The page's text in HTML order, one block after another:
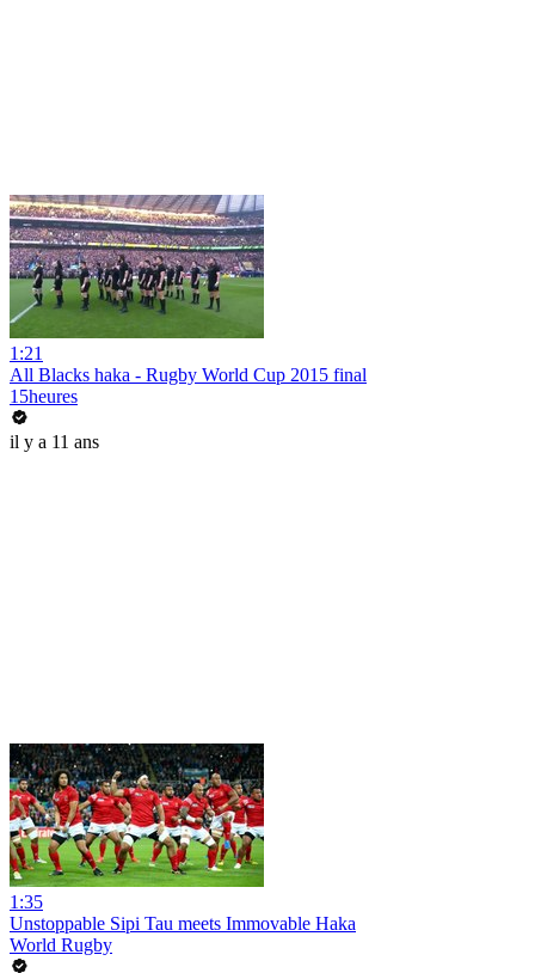
1:21
All Blacks haka - Rugby World Cup 2015 final
15heures
il y a 11 ans
1:35
Unstoppable Sipi Tau meets Immovable Haka
World Rugby